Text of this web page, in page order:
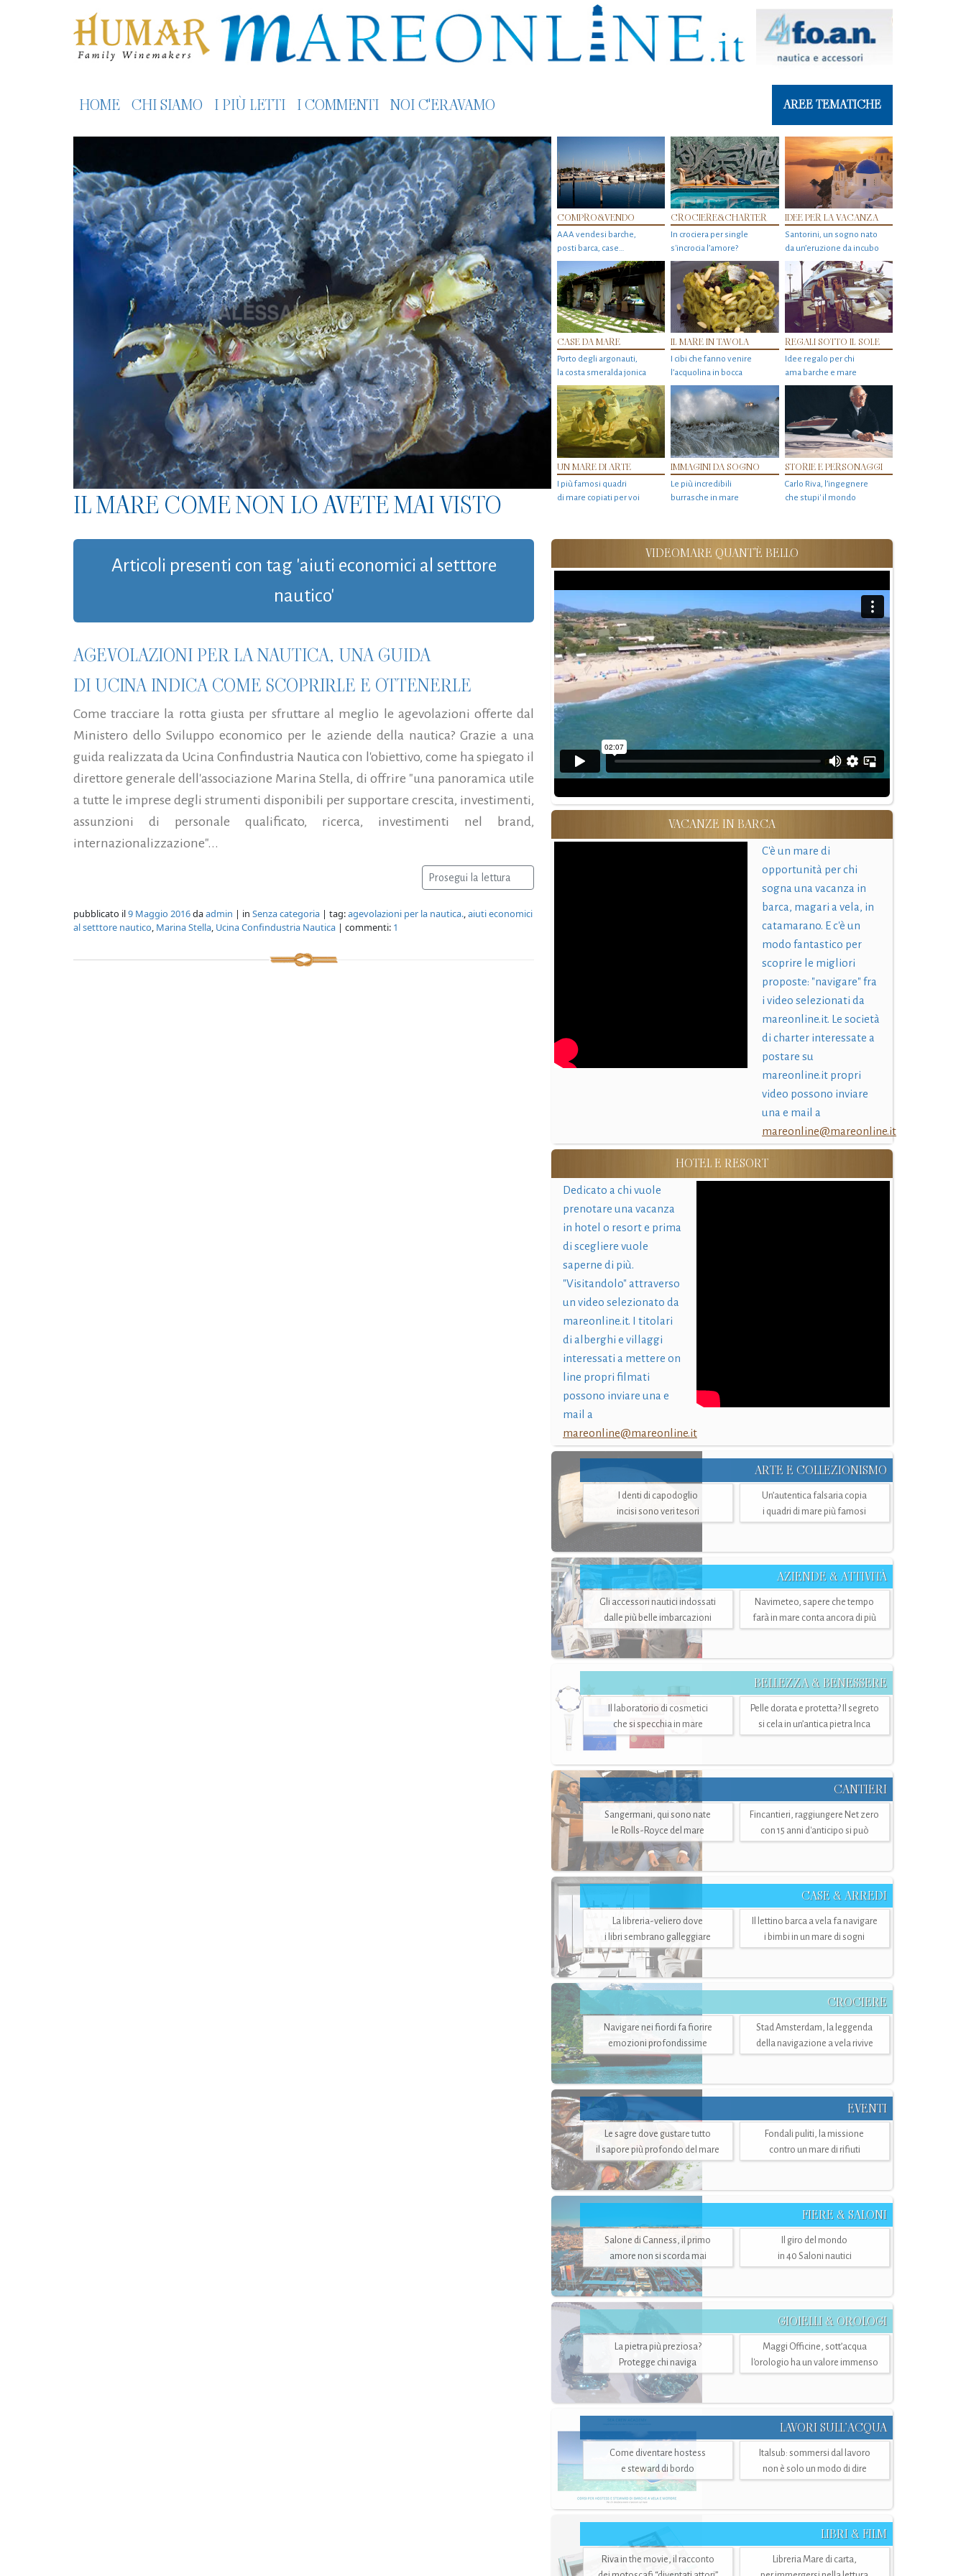
HOME CHI SIAMO I PIÙ LETTI I COMMENTI NOI C'ERAVAMO AREE TEMATICHE
IL MARE COME NON LO AVETE MAI VISTO
COMPRO&VENDO
AAA vendesi barche,
posti barca, case…
CROCIERE&CHARTER
In crociera per single
s'incrocia l’amore?
IDEE PER LA VACANZA
Santorini, un sogno nato
da un’eruzione da incubo
CASE DA MARE
Porto degli argonauti,
la costa smeralda jonica
IL MARE IN TAVOLA
I cibi che fanno venire
l’acquolina in bocca
REGALI SOTTO IL SOLE
Idee regalo per chi
ama barche e mare
UN MARE DI ARTE
I più famosi quadri
di mare copiati per voi
IMMAGINI DA SOGNO
Le più incredibili
burrasche in mare
STORIE E PERSONAGGI
Carlo Riva, l’ingegnere
che stupi' il mondo
Articoli presenti con tag 'aiuti economici al setttore
nautico'
AGEVOLAZIONI PER LA NAUTICA, UNA GUIDA
DI UCINA INDICA COME SCOPRIRLE E OTTENERLE
Come tracciare la rotta giusta per sfruttare al meglio le agevolazioni offerte dal
Ministero dello Sviluppo economico per le aziende della nautica? Grazie a una
guida realizzata da Ucina Confindustria Nautica con l'obiettivo, come ha spiegato il
direttore generale dell'associazione Marina Stella, di offrire "una panoramica utile
a tutte le imprese degli strumenti disponibili per supportare crescita, investimenti,
assunzioni di personale qualificato, ricerca, investimenti nel brand,
internazionalizzazione"...
Prosegui la lettura
pubblicato il9 Maggio 2016daadmin | in Senza categoria | tag:agevolazioni per la nautica.,aiuti economici
al setttore nautico, Marina Stella, Ucina Confindustria Nautica | commenti: 1
VIDEOMARE QUANT'È BELLO
VACANZE IN BARCA
C'è un mare di
opportunità per chi
sogna una vacanza in
barca, magari a vela, in
catamarano. E c'è un
modo fantastico per
scoprire le migliori
proposte: "navigare" fra
i video selezionati da
mareonline.it. Le società
di charter interessate a
postare su
mareonline.it propri
video possono inviare
una e mail a
mareonline@mareonline.it
HOTEL E RESORT
Dedicato a chi vuole
prenotare una vacanza
in hotel o resort e prima
di scegliere vuole
saperne di più.
"Visitandolo" attraverso
un video selezionato da
mareonline.it. I titolari
di alberghi e villaggi
interessati a mettere on
line propri filmati
possono inviare una e
mail a
mareonline@mareonline.it
ARTE E COLLEZIONISMO
I denti di capodoglio
incisi sono veri tesori
Un’autentica falsaria copia
i quadri di mare più famosi
AZIENDE & ATTIVITÀ
Gli accessori nautici indossati
dalle più belle imbarcazioni
Navimeteo, sapere che tempo
farà in mare conta ancora di più
BELLEZZA & BENESSERE
Il laboratorio di cosmetici
che si specchia in mare
Pelle dorata e protetta? Il segreto
si cela in un’antica pietra Inca
CANTIERI
Sangermani, qui sono nate
le Rolls-Royce del mare
Fincantieri, raggiungere Net zero
con 15 anni d'anticipo si può
CASE & ARREDI
La libreria-veliero dove
i libri sembrano galleggiare
Il lettino barca a vela fa navigare
i bimbi in un mare di sogni
CROCIERE
Navigare nei fiordi fa fiorire
emozioni profondissime
Stad Amsterdam, la leggenda
della navigazione a vela rivive
EVENTI
Le sagre dove gustare tutto
il sapore più profondo del mare
Fondali puliti, la missione
contro un mare di rifiuti
FIERE & SALONI
Salone di Canness, il primo
amore non si scorda mai
Il giro del mondo
in 40 Saloni nautici
GIOIELLI & OROLOGI
La pietra più preziosa?
Protegge chi naviga
Maggi Officine, sott’acqua
l'orologio ha un valore immenso
LAVORI SULL’ACQUA
Come diventare hostess
e steward di bordo
Italsub: sommersi dal lavoro
non è solo un modo di dire
LIBRI & FILM
Riva in the movie, il racconto
Libreria Mare di carta,